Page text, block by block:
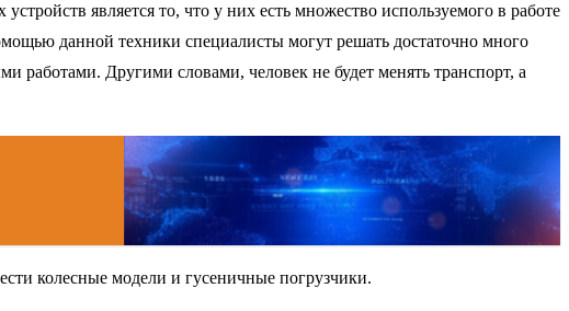
является то, что у них есть множество используемого в работе
данной техники специалисты могут решать достаточно много
работами. Другими словами, человек не будет менять транспорт, а
колесные модели и гусеничные погрузчики.